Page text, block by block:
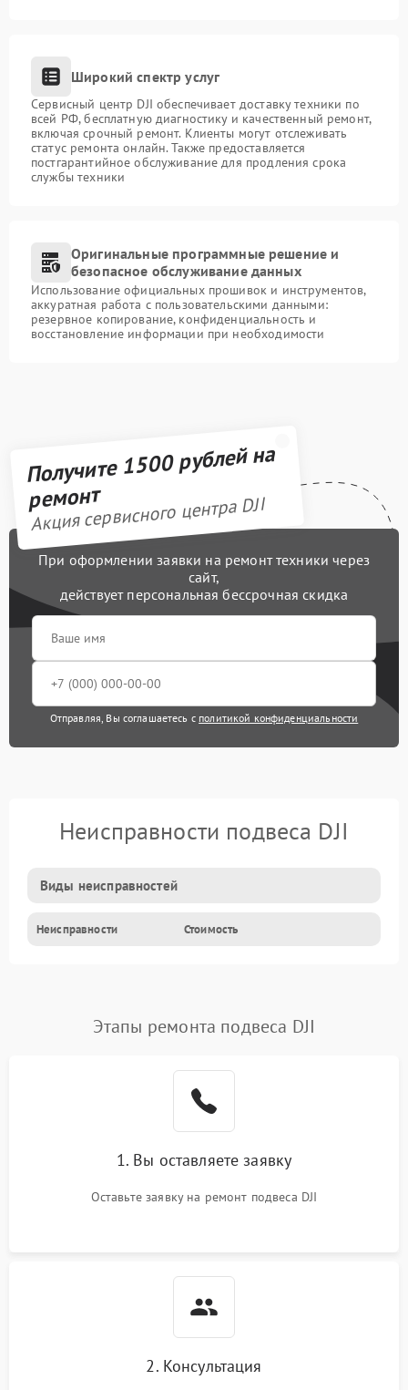
Широкий спектр услуг
Сервисный центр DJI обеспечивает доставку техники по
всей РФ, бесплатную диагностику и качественный ремонт,
включая срочный ремонт. Клиенты могут отслеживать
статус ремонта онлайн. Также предоставляется
постгарантийное обслуживание для продления срока
службы техники
Оригинальные программные решение и
безопасное обслуживание данных
Использование официальных прошивок и инструментов,
аккуратная работа с пользовательскими данными:
резервное копирование, конфиденциальность и
восстановление информации при необходимости
Получите 1500 рублей на
ремонт
Акция сервисного центра DJI
При оформлении заявки на ремонт техники через
сайт,
действует персональная бессрочная скидка
Отправляя, Вы соглашаетесь с политикой конфиденциальности
Неисправности подвеса DJI
Виды неисправностей
Неисправности Стоимость
Этапы ремонта подвеса DJI
1. Вы оставляете заявку
Оставьте заявку на ремонт подвеса DJI
2. Консультация